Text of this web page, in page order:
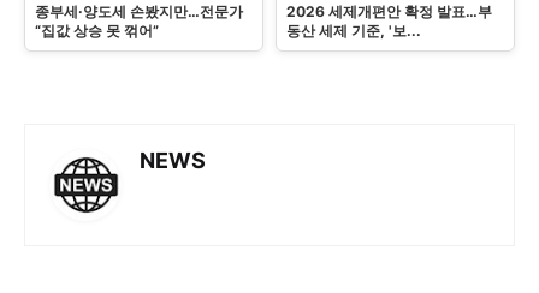
종부세·양도세 손봤지만…전문가
“집값 상승 못 꺾어”
2026 세제개편안 확정 발표…부
동산 세제 기준, '보...
NEWS